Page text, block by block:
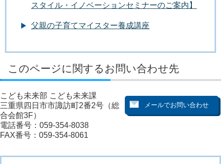
スタイル・イノベーションセミナーのご案内】
父親の子育てマイスター養成講座
このページに関するお問い合わせ先
こども未来部 こども未来課
三重県四日市市諏訪町2番2号（総
合会館3F）
電話番号：059-354-8038
FAX番号：059-354-8061